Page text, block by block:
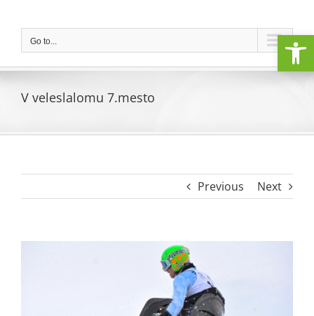
contentGo to...
V veleslalomu 7.mesto
Previous Next